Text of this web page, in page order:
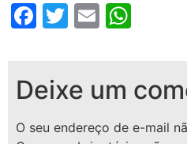
Facebook
Twitter
Email
Deixe um
O seu endereço de e-mail